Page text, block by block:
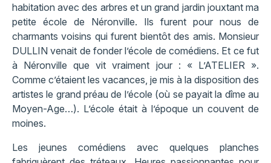
habitation avec des arbres et un grand jardin jouxtant ma
petite école de Néronville. Ils furent pour nous de
charmants voisins qui furent bientôt des amis. Monsieur
DULLIN venait de fonder l’école de comédiens. Et ce fut
à Néronville que vit vraiment jour : « L’ATELIER ».
Comme c’étaient les vacances, je mis à la disposition des
artistes le grand préau de l’école (où se payait la dîme au
Moyen-Age…). L’école était à l’époque un couvent de
moines.
Les jeunes comédiens avec quelques planches